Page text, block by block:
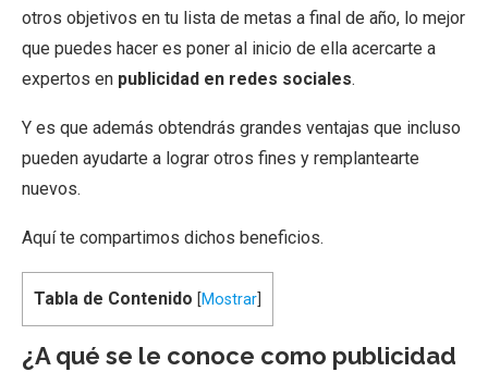
otros objetivos en tu lista de metas a final de año, lo mejor
que puedes hacer es poner al inicio de ella acercarte a
expertos en publicidad en redes sociales.
Y es que además obtendrás grandes ventajas que incluso
pueden ayudarte a lograr otros fines y remplantearte
nuevos.
Aquí te compartimos dichos beneficios.
Tabla de Contenido [Mostrar
¿A qué se le conoce como publicidad